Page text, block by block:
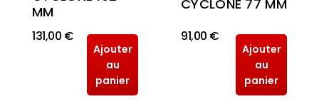
MM
131,00 €
Ajouter
au
panier
CYCLONE 77 MM
91,00 €
Ajouter
au
panier